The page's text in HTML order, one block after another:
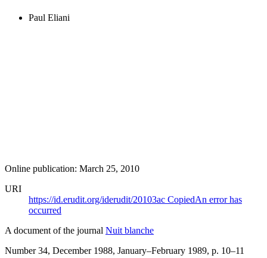
Paul Eliani
Online publication: March 25, 2010
URI
https://id.erudit.org/iderudit/20103ac CopiedAn error has
occurred
A document of the journal Nuit blanche
Number 34, December 1988, January–February 1989, p. 10–11